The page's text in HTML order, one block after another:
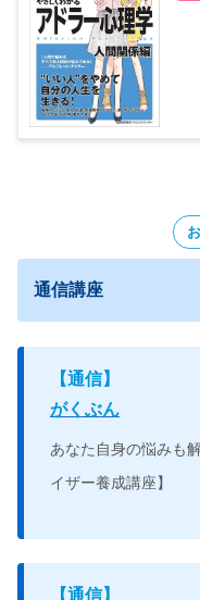
通信講座
【通信】
がくぶん
あなた自身の悩みも
イザー養成講座】
【通信】